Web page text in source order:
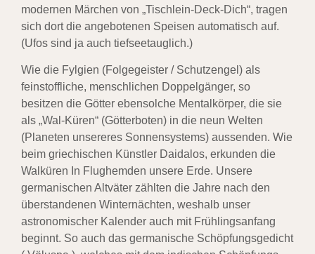
modernen Märchen von „Tischlein-Deck-Dich“, tragen
sich dort die angebotenen Speisen automatisch auf.
(Ufos sind ja auch tiefseetauglich.)
Wie die Fylgien (Folgegeister / Schutzengel) als
feinstoffliche, menschlichen Doppelgänger, so
besitzen die Götter ebensolche Mentalkörper, die sie
als „Wal-Küren“ (Götterboten) in die neun Welten
(Planeten unsereres Sonnensystems) aussenden. Wie
beim griechischen Künstler Daidalos, erkunden die
Walküren In Flughemden unsere Erde. Unsere
germanischen Altväter zählten die Jahre nach den
überstandenen Winternächten, weshalb unser
astronomischer Kalender auch mit Frühlingsanfang
beginnt. So auch das germanische Schöpfungsgedicht